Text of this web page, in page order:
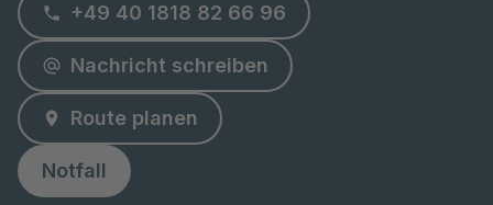
+49 40 1818 82 66 96
Nachricht schreiben
Route planen
Notfall